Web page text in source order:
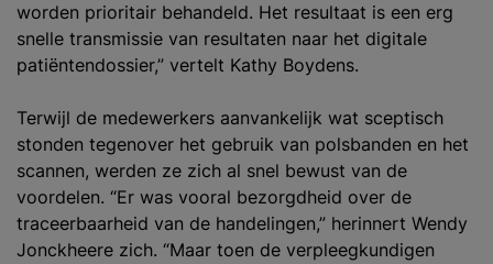
worden prioritair behandeld. Het resultaat is een erg
snelle transmissie van resultaten naar het digitale
patiëntendossier,” vertelt Kathy Boydens.
Terwijl de medewerkers aanvankelijk wat sceptisch
stonden tegenover het gebruik van polsbanden en het
scannen, werden ze zich al snel bewust van de
voordelen. “Er was vooral bezorgdheid over de
traceerbaarheid van de handelingen,” herinnert Wendy
Jonckheere zich. “Maar toen de verpleegkundigen